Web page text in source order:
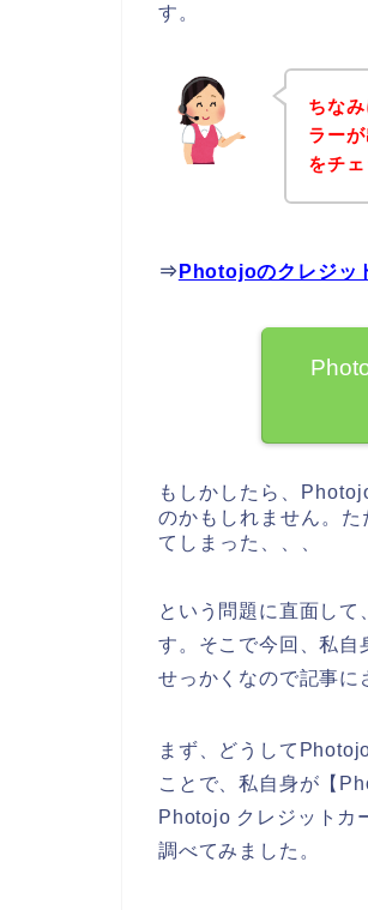
す。
ちな
ラー
をチ
⇒ Photojoのクレジッ
もしかしたら、
のかもしれません。
てしまった、、、
という問題に直面して
す。そこで今回、私自
せっかくなので記事に
まず、どうして
ことで、私自身が【
Photojo クレジット
調べてみました。